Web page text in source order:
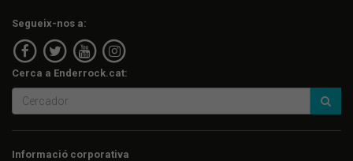
Segueix-nos a:
Cerca a Enderrock.cat:
Informació corporativa